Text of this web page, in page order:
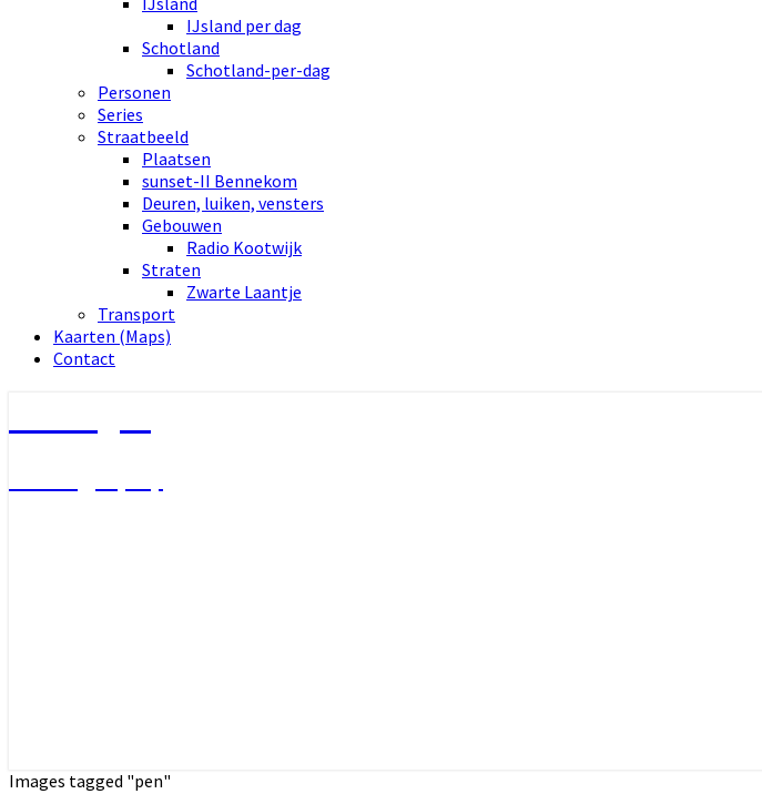
IJsland per dag
Schotland
Schotland-per-dag
Personen
Series
Straatbeeld
Plaatsen
sunset-II Bennekom
Deuren, luiken, vensters
Gebouwen
Radio Kootwijk
Straten
Zwarte Laantje
Transport
Kaarten (Maps)
Contact
Images tagged "pen"